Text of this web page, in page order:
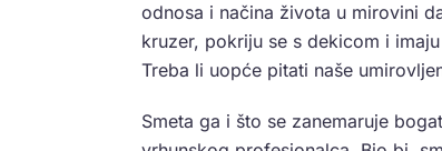
odnosa i načina života u mirovini
kruzer, pokriju se s dekicom i
Treba li uopće pitati naše
Smeta ga i što se zanemaruje